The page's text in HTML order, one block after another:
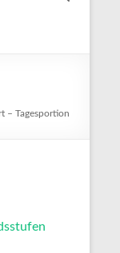
– Tagesportion